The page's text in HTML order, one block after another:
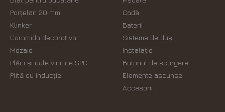
Porțelan 20 mm
Klinker
Caramida decorativa
Mozaic
Plăci şi dale vinilice SPC
Plită cu inducție
Cadă
Baterii
Sisteme de duș
Instalație
Butonul de scurgere
Elemente ascunse
Accesorii